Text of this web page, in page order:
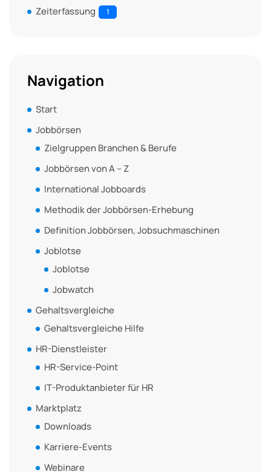
Zeiterfassung 1
Navigation
Start
Jobbörsen
Zielgruppen Branchen & Berufe
Jobbörsen von A – Z
International Jobboards
Methodik der Jobbörsen-Erhebung
Definition Jobbörsen, Jobsuchmaschinen
Joblotse
Joblotse
Jobwatch
Gehaltsvergleiche
Gehaltsvergleiche Hilfe
HR-Dienstleister
HR-Service-Point
IT-Produktanbieter für HR
Marktplatz
Downloads
Karriere-Events
Webinare